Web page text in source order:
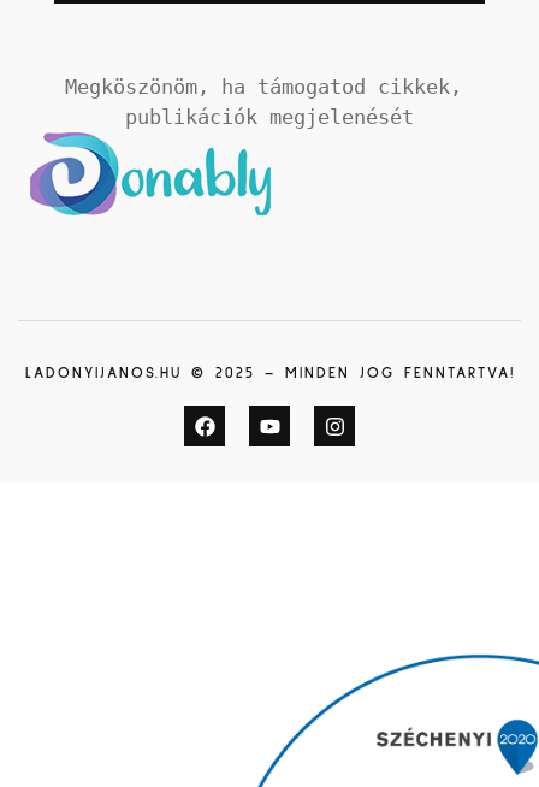
Megköszönöm, ha támogatod cikkek,
publikációk megjelenését
LADONYIJANOS.HU © 2025 – MINDEN JOG FENNTARTVA!